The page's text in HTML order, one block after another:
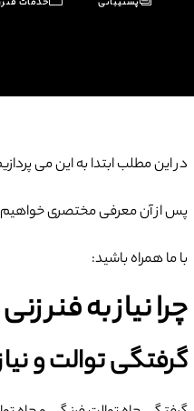
پشتیبانی خدمات
در این مطلب ابتدا به این می
پس از آن معرفی مختصری خواهیم
با ما همراه باشید:
چرا نیاز به فنر
گرفتگی توالت و